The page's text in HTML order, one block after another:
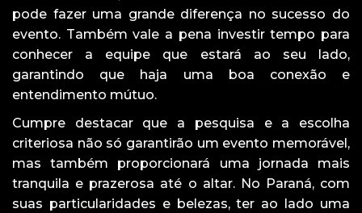
pode fazer uma grande diferença no sucesso do
evento. Também vale a pena investir tempo para
conhecer a equipe que estará ao seu lado,
garantindo que haja uma boa conexão e
entendimento mútuo.
Cumpre destacar que a pesquisa e a escolha
criteriosa não só garantirão um evento memorável,
mas também proporcionará uma jornada mais
tranquila e prazerosa até o altar. No Paraná, com
suas particularidades e belezas, ter ao lado uma